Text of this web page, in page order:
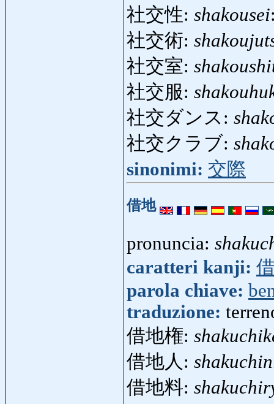
社交性: shakousei
社交術:
社交室:
社交服:
社交ダンス:
社交クラブ:
sinonimi: 交際
借地
pronuncia:
caratteri kanji:
parola chiave:
traduzione:
借地権:
借地人:
借地料: